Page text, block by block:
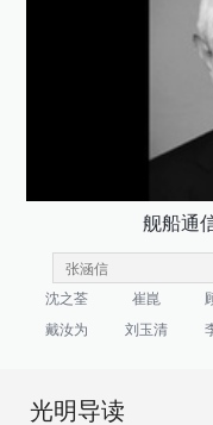
舰船通
沈之荃 崔崑
戴汝为
刘玉清
光明导读